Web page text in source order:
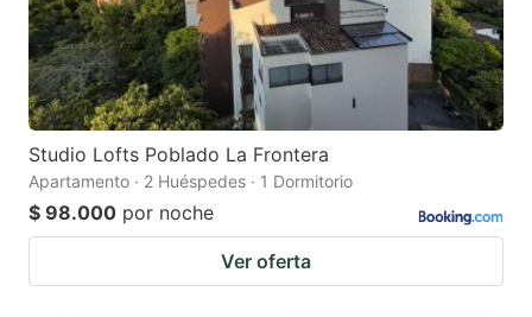
Studio Lofts Poblado La Frontera
Apartamento · 2 Huéspedes · 1 Dormitorio
$ 98.000 por noche
Ver oferta